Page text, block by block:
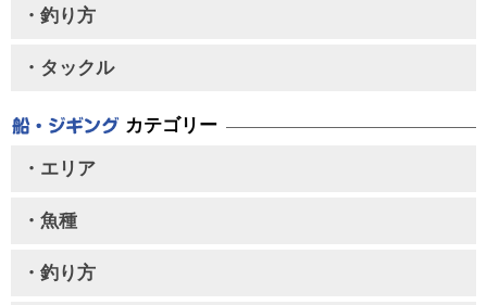
・釣り方
・タックル
カテゴリー
・エリア
・魚種
・釣り方